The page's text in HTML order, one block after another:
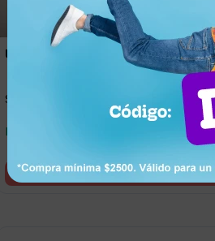
UYU 3.221
Sartén Doble grill Comet 36 cm - Negro
Llega hoy